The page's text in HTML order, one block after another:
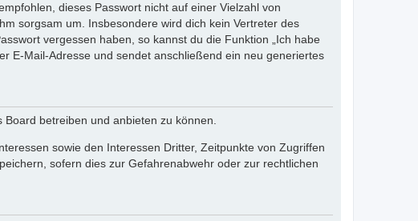
dieses Passwort nicht auf einer Vielzahl von
sorgsam um. Insbesondere wird dich kein Vertreter des
vergessen haben, so kannst du die Funktion „Ich habe
E-Mail-Adresse und sendet anschließend ein neu generiertes
betreiben und anbieten zu können.
sowie den Interessen Dritter, Zeitpunkte von Zugriffen
sofern dies zur Gefahrenabwehr oder zur rechtlichen